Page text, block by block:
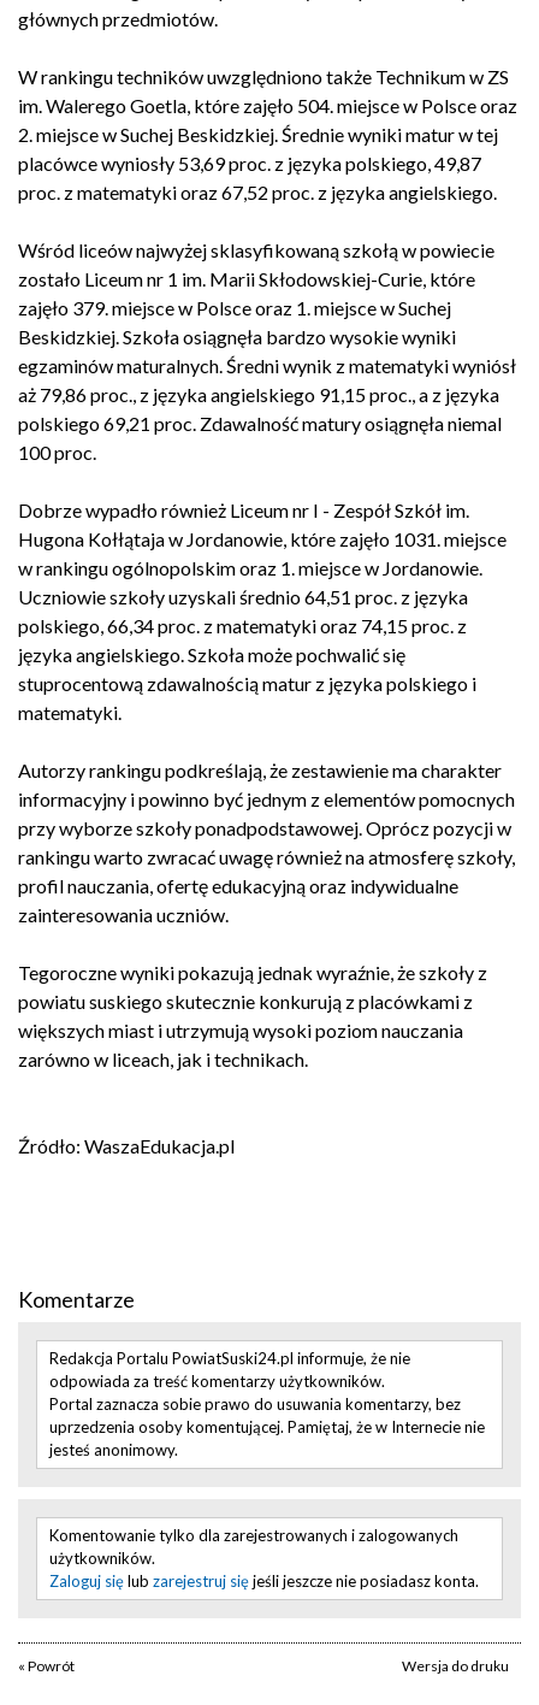
głównych przedmiotów.
W rankingu techników uwzględniono także Technikum w ZS
im. Walerego Goetla, które zajęło 504. miejsce w Polsce oraz
2. miejsce w Suchej Beskidzkiej. Średnie wyniki matur w tej
placówce wyniosły 53,69 proc. z języka polskiego, 49,87
proc. z matematyki oraz 67,52 proc. z języka angielskiego.
Wśród liceów najwyżej sklasyfikowaną szkołą w powiecie
zostało Liceum nr 1 im. Marii Skłodowskiej-Curie, które
zajęło 379. miejsce w Polsce oraz 1. miejsce w Suchej
Beskidzkiej. Szkoła osiągnęła bardzo wysokie wyniki
egzaminów maturalnych. Średni wynik z matematyki wyniósł
aż 79,86 proc., z języka angielskiego 91,15 proc., a z języka
polskiego 69,21 proc. Zdawalność matury osiągnęła niemal
100 proc.
Dobrze wypadło również Liceum nr I - Zespół Szkół im.
Hugona Kołłątaja w Jordanowie, które zajęło 1031. miejsce
w rankingu ogólnopolskim oraz 1. miejsce w Jordanowie.
Uczniowie szkoły uzyskali średnio 64,51 proc. z języka
polskiego, 66,34 proc. z matematyki oraz 74,15 proc. z
języka angielskiego. Szkoła może pochwalić się
stuprocentową zdawalnością matur z języka polskiego i
matematyki.
Autorzy rankingu podkreślają, że zestawienie ma charakter
informacyjny i powinno być jednym z elementów pomocnych
przy wyborze szkoły ponadpodstawowej. Oprócz pozycji w
rankingu warto zwracać uwagę również na atmosferę szkoły,
profil nauczania, ofertę edukacyjną oraz indywidualne
zainteresowania uczniów.
Tegoroczne wyniki pokazują jednak wyraźnie, że szkoły z
powiatu suskiego skutecznie konkurują z placówkami z
większych miast i utrzymują wysoki poziom nauczania
zarówno w liceach, jak i technikach.
Źródło: WaszaEdukacja.pl
Komentarze
Redakcja Portalu PowiatSuski24.pl informuje, że nie
odpowiada za treść komentarzy użytkowników.
Portal zaznacza sobie prawo do usuwania komentarzy, bez
uprzedzenia osoby komentującej. Pamiętaj, że w Internecie nie
jesteś anonimowy.
Komentowanie tylko dla zarejestrowanych i zalogowanych
użytkowników.
Zaloguj sięlub zarejestruj sięjeśli jeszcze nie posiadasz konta.
« Powrót Wersja do druku